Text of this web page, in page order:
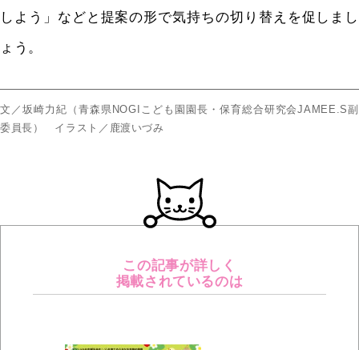
しよう」などと提案の形で気持ちの切り替えを促しまし
ょう。
文／坂崎力紀（青森県NOGIこども園園長・保育総合研究会JAMEE.S副
委員長） イラスト／鹿渡いづみ
この記事が詳しく
掲載されているのは